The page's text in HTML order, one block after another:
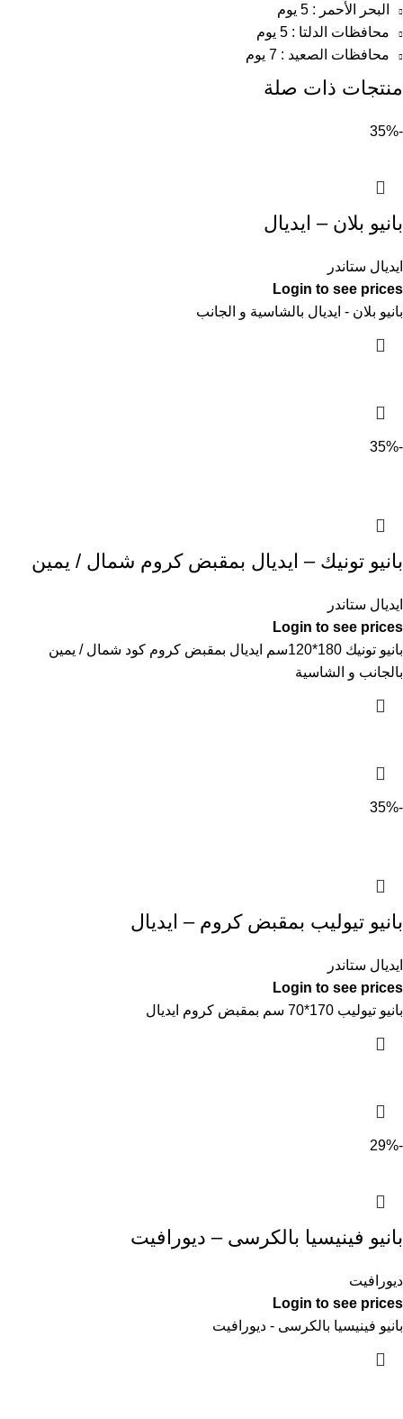
البحر الأحمر : 5 يوم
محافظات الدلتا : 5 يوم
محافظات الصعيد : 7 يوم
منتجات ذات صلة
-35%
بانيو بلان – ايديال
ايديال ستاندر
Login to see prices
بانيو بلان - ايديال بالشاسية و الجانب
-35%
بانيو تونيك – ايديال بمقبض كروم شمال / يمين
ايديال ستاندر
Login to see prices
بانيو تونيك 180*120سم ايديال بمقبض كروم كود شمال / يمين
بالجانب و الشاسية
-35%
بانيو تيوليب بمقبض كروم – ايديال
ايديال ستاندر
Login to see prices
بانيو تيوليب 170*70 سم بمقبض كروم ايديال
-29%
بانيو فينيسيا بالكرسى – ديورافيت
ديورافيت
Login to see prices
بانيو فينيسيا بالكرسى - ديورافيت